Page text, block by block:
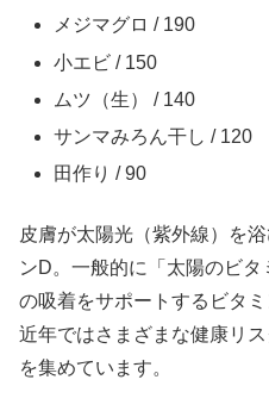
メジマグロ / 190
小エビ / 150
ムツ（生） / 140
サンマみろん干し / 120
田作り / 90
皮膚が太陽光（紫外線）を
ンD。一般的に「太陽のビ
の吸着をサポートするビタ
近年ではさまざまな健康リ
を集めています。